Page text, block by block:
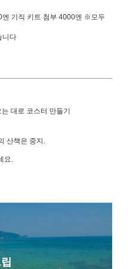
엔 기직 키트 첨부 4000엔 ※모두
니다
대로 코스터 만들기
산책은 중지.
요.